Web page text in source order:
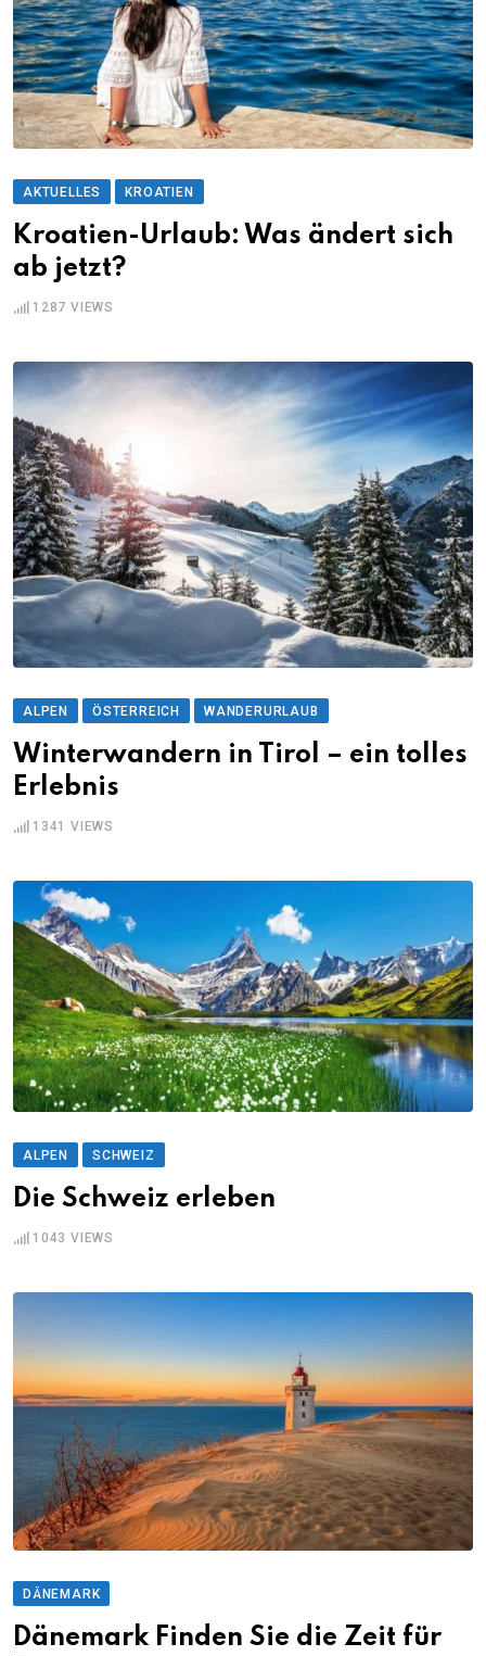
AKTUELLES KROATIEN
Kroatien-Urlaub: Was ändert sich
ab jetzt?
1287 VIEWS
ALPEN ÖSTERREICH WANDERURLAUB
Winterwandern in Tirol – ein tolles
Erlebnis
1341 VIEWS
ALPEN SCHWEIZ
Die Schweiz erleben
1043 VIEWS
DÄNEMARK
Dänemark Finden Sie die Zeit für